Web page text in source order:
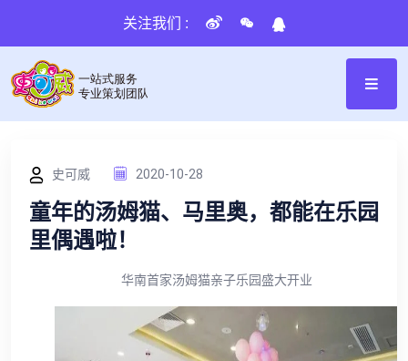
关注我们 :
史可威 2020-10-28
童年的汤姆猫、马里奥，都能在乐园
里偶遇啦！
华南首家汤姆猫亲子乐园盛大开业